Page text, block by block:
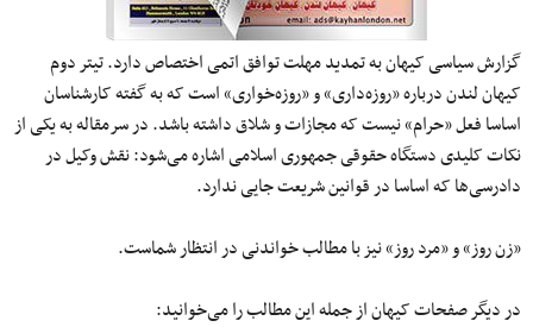
گزارش سیاسی کیهان به تمدید مهلت توافق اتمی اختصاص دارد. تیتر دوم
کیهان لندن درباره «روزه‌داری» و «روزه‌خواری» است که به گفته کارشناسان
اساسا فعل «حرام» نیست که مجازات و شلاق داشته باشد. در سرمقاله به یکی از
نکات کلیدی دستگاه حقوقی جمهوری اسلامی اشاره می‌شود: نقش وکیل در
دادرسی‌ها که اساسا در قوانین شریعت جایی ندارد.
«زن روز» و «مرد روز» نیز با مطالب خواندنی در انتظار شماست.
در دیگر صفحات کیهان از جمله این مطالب را می‌خوانید: